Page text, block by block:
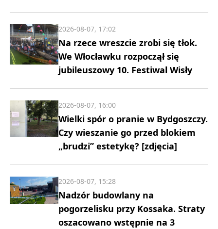
Na rzece wreszcie zrobi się tłok.
We Włocławku rozpoczął się
jubileuszowy 10. Festiwal Wisły
2026-08-07, 17:02
Wielki spór o pranie w Bydgoszczy.
Czy wieszanie go przed blokiem
„brudzi” estetykę? [zdjęcia]
2026-08-07, 16:00
Nadzór budowlany na
pogorzelisku przy Kossaka. Straty
oszacowano wstępnie na 3
2026-08-07, 15:28